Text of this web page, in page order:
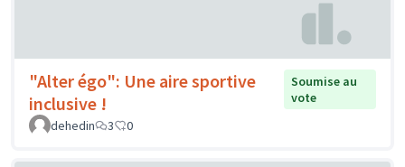
"Alter égo": Une aire sportive
inclusive !
Soumise au
vote
dehedin
3 0